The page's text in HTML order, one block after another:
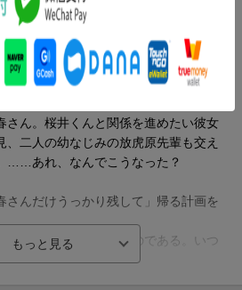
）
ロくんと既成事実を作ろうと思って」
さん。桜井くんと関係を進めたい彼女
、二人の幼なじみの放虎原先輩も交え
……あれ、なんでこうなった？
さんだけうっかり残して」帰る計画を
騨の温泉地に向かったのである。いつ
か違和感を覚えながら。